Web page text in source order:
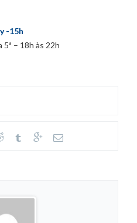
-15h
5ª – 18h às 22h